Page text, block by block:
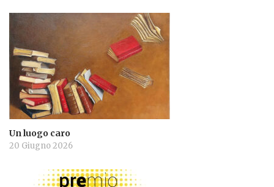
Un luogo caro
20 Giugno 2026